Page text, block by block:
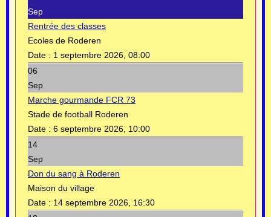
Sep
Rentrée des classes
Ecoles de Roderen
Date : 1 septembre 2026, 08:00
06
Sep
Marche gourmande FCR 73
Stade de football Roderen
Date : 6 septembre 2026, 10:00
14
Sep
Don du sang à Roderen
Maison du village
Date : 14 septembre 2026, 16:30